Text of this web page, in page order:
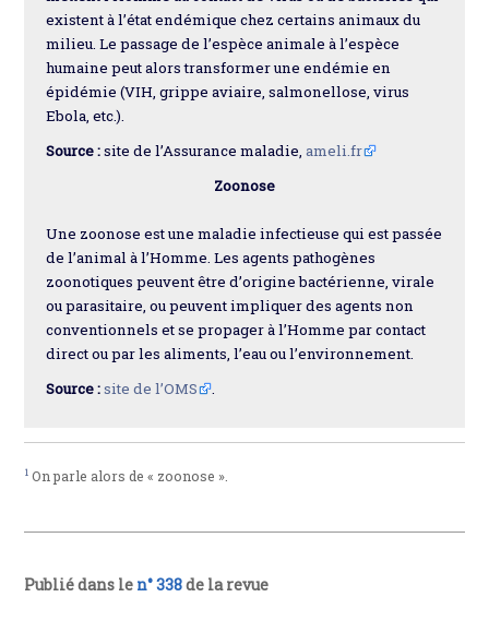
existent à l’état endémique chez certains animaux du
milieu. Le passage de l’espèce animale à l’espèce
humaine peut alors transformer une endémie en
épidémie (VIH, grippe aviaire, salmonellose, virus
Ebola, etc.).
Source :site de l’Assurance maladie,ameli.fr
Zoonose
Une zoonose est une maladie infectieuse qui est passée
de l’animal à l’Homme. Les agents pathogènes
zoonotiques peuvent être d’origine bactérienne, virale
ou parasitaire, ou peuvent impliquer des agents non
conventionnels et se propager à l’Homme par contact
direct ou par les aliments, l’eau ou l’environnement.
Source :site de l’OMS .
1 On parle alors de « zoonose ».
Publié dans le n° 338de la revue